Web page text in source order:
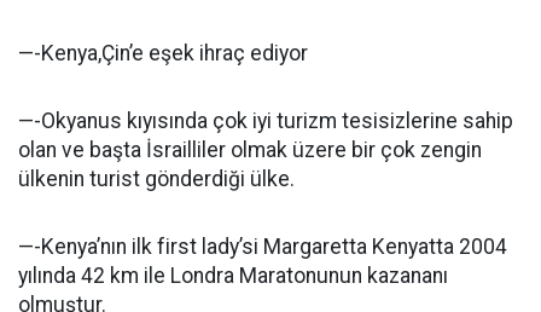
—-Kenya,Çin’e eşek ihraç ediyor
—-Okyanus kıyısında çok iyi turizm tesisizlerine sahip
olan ve başta İsrailliler olmak üzere bir çok zengin
ülkenin turist gönderdiği ülke.
—-Kenya’nın ilk first lady’si Margaretta Kenyatta 2004
yılında 42 km ile Londra Maratonunun kazananı
olmuştur.